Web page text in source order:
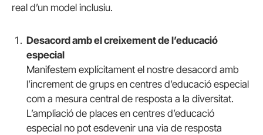
real d’un model inclusiu.
Desacord amb el creixement de l’educació
especial
Manifestem explícitament el nostre desacord amb
l’increment de grups en centres d’educació especial
com a mesura central de resposta a la diversitat.
L’ampliació de places en centres d’educació
especial no pot esdevenir una via de resposta